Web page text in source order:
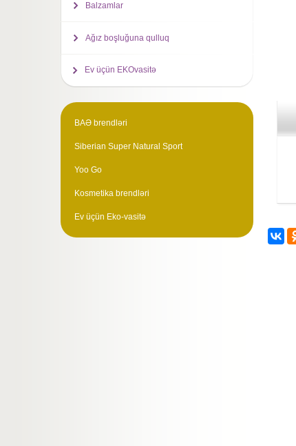
Balzamlar
Ağız boşluğuna qulluq
Ev üçün EKOvasitə
BAƏ brendləri
Siberian Super Natural Sport
Yoo Go
Kosmetika brendləri
Ev üçün Eko-vasitə